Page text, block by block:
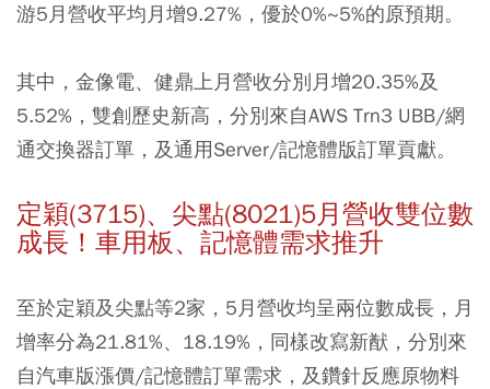
游5月營收平均月增9.27%，優於0%~5%的原預期。
其中，金像電、健鼎上月營收分別月增20.35%及
5.52%，雙創歷史新高，分別來自AWS Trn3 UBB/網
通交換器訂單，及通用Server/記憶體版訂單貢獻。
定穎(3715)、尖點(8021)5月營收雙位數
成長！車用板、記憶體需求推升
至於定穎及尖點等2家，5月營收均呈兩位數成長，月
增率分為21.81%、18.19%，同樣改寫新猷，分別來
自汽車版漲價/記憶體訂單需求，及鑽針反應原物料